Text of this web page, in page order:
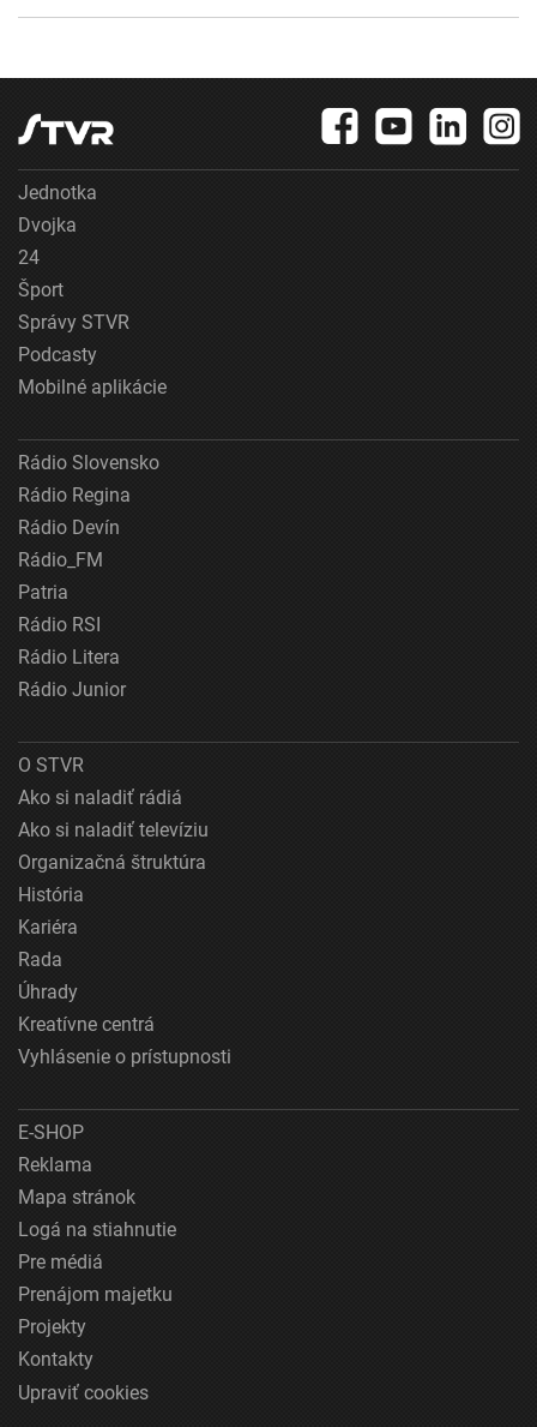
Jednotka
Dvojka
24
Šport
Správy STVR
Podcasty
Mobilné aplikácie
Rádio Slovensko
Rádio Regina
Rádio Devín
Rádio_FM
Patria
Rádio RSI
Rádio Litera
Rádio Junior
O STVR
Ako si naladiť rádiá
Ako si naladiť televíziu
Organizačná štruktúra
História
Kariéra
Rada
Úhrady
Kreatívne centrá
Vyhlásenie o prístupnosti
E-SHOP
Reklama
Mapa stránok
Logá na stiahnutie
Pre médiá
Prenájom majetku
Projekty
Kontakty
Upraviť cookies